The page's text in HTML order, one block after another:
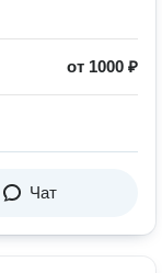
от 1000 ₽
Чат